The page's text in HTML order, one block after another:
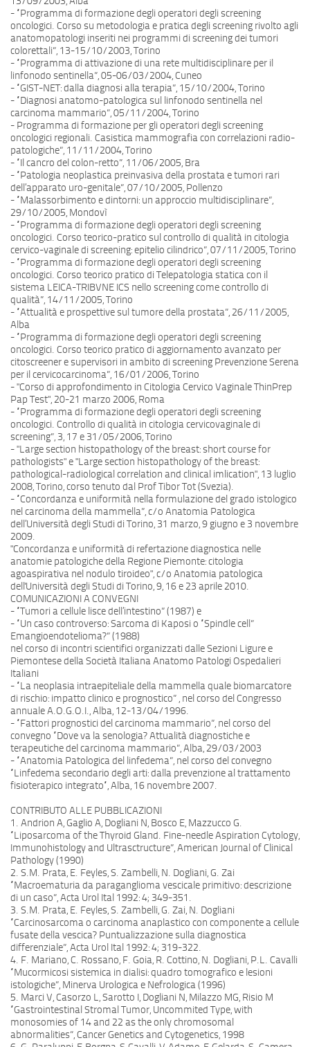
- “Programma di formazione degli operatori degli screening
oncologici. Corso su metodologia e pratica degli screening rivolto agli
anatomopatologi inseriti nei programmi di screening dei tumori
colorettali”, 13-15/10/2003, Torino
- “Programma di attivazione di una rete multidisciplinare per il
linfonodo sentinella”, 05-06/03/2004, Cuneo
- “GIST-NET: dalla diagnosi alla terapia”, 15/10/2004, Torino
- “Diagnosi anatomo-patologica sul linfonodo sentinella nel
carcinoma mammario”, 05/11/2004, Torino
- Programma di formazione per gli operatori degli screening
oncologici regionali. Casistica mammografia con correlazioni radio-
patologiche”, 11/11/2004, Torino
- “Il cancro del colon-retto”, 11/06/2005, Bra
- “Patologia neoplastica preinvasiva della prostata e tumori rari
dell’apparato uro-genitale”, 07/10/2005, Pollenzo
- “Malassorbimento e dintorni: un approccio multidisciplinare”,
29/10/2005, Mondovì
- “Programma di formazione degli operatori degli screening
oncologici. Corso teorico-pratico sul controllo di qualità in citologia
cervico-vaginale di screening: epitelio cilindrico”, 07/11/2005, Torino
- “Programma di formazione degli operatori degli screening
oncologici. Corso teorico pratico di Telepatologia statica con il
sistema LEICA-TRIBVNE ICS nello screening come controllo di
qualità”, 14/11/2005, Torino
- “Attualità e prospettive sul tumore della prostata”, 26/11/2005,
Alba
- “Programma di formazione degli operatori degli screening
oncologici. Corso teorico pratico di aggiornamento avanzato per
citoscreener e supervisori in ambito di screening Prevenzione Serena
per il cervicocarcinoma”, 16/01/2006, Torino
- "Corso di approfondimento in Citologia Cervico Vaginale ThinPrep
Pap Test", 20-21 marzo 2006, Roma
- “Programma di formazione degli operatori degli screening
oncologici. Controllo di qualità in citologia cervicovaginale di
screening”, 3, 17 e 31/05/2006, Torino
- "Large section histopathology of the breast: short course for
pathologists" e "Large section histopathology of the breast:
pathological-radiological correlation and clinical imlication", 13 luglio
2008, Torino, corso tenuto dal Prof Tibor Tot (Svezia).
- “Concordanza e uniformità nella formulazione del grado istologico
nel carcinoma della mammella”, c/o Anatomia Patologica
dell’Università degli Studi di Torino, 31 marzo, 9 giugno e 3 novembre
2009.
"Concordanza e uniformità di refertazione diagnostica nelle
anatomie patologiche della Regione Piemonte: citologia
agoaspirativa nel nodulo tiroideo", c/o Anatomia patologica
dell'Università degli Studi di Torino, 9, 16 e 23 aprile 2010.
COMUNICAZIONI A CONVEGNI
- “Tumori a cellule lisce dell’intestino” (1987) e
- “Un caso controverso: Sarcoma di Kaposi o “Spindle cell”
Emangioendotelioma?” (1988)
nel corso di incontri scientifici organizzati dalle Sezioni Ligure e
Piemontese della Società Italiana Anatomo Patologi Ospedalieri
Italiani
- “La neoplasia intraepiteliale della mammella quale biomarcatore
di rischio: impatto clinico e prognostico” , nel corso del Congresso
annuale A.O.G.O.I., Alba, 12-13/04/1996.
- “Fattori prognostici del carcinoma mammario”, nel corso del
convegno “Dove va la senologia? Attualità diagnostiche e
terapeutiche del carcinoma mammario”, Alba, 29/03/2003
- “Anatomia Patologica del linfedema”, nel corso del convegno
“Linfedema secondario degli arti: dalla prevenzione al trattamento
fisioterapico integrato“, Alba, 16 novembre 2007.
CONTRIBUTO ALLE PUBBLICAZIONI
1. Andrion A, Gaglio A, Dogliani N, Bosco E, Mazzucco G.
“Liposarcoma of the Thyroid Gland. Fine-needle Aspiration Cytology,
Immunohistology and Ultrasctructure”, American Journal of Clinical
Pathology (1990)
2. S.M. Prata, E. Feyles, S. Zambelli, N. Dogliani, G. Zai
“Macroematuria da paraganglioma vescicale primitivo: descrizione
di un caso”, Acta Urol Ital 1992: 4; 349-351.
3. S.M. Prata, E. Feyles, S. Zambelli, G. Zai, N. Dogliani
“Carcinosarcoma o carcinoma anaplastico con componente a cellule
fusate della vescica? Puntualizzazione sulla diagnostica
differenziale”, Acta Urol Ital 1992: 4; 319-322.
4. F. Mariano, C. Rossano, F. Goia, R. Cottino, N. Dogliani, P.L. Cavalli
“Mucormicosi sistemica in dialisi: quadro tomografico e lesioni
istologiche”, Minerva Urologica e Nefrologica (1996)
5. Marci V, Casorzo L, Sarotto I, Dogliani N, Milazzo MG, Risio M
“Gastrointestinal Stromal Tumor, Uncommited Type, with
monosomies of 14 and 22 as the only chromosomal
abnormalities”, Cancer Genetics and Cytogenetics, 1998